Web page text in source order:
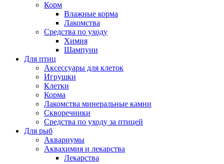
Корм
Влажные корма
Лакомства
Средства по уходу
Химия
Шампуни
Для птиц
Аксессуары для клеток
Игрушки
Клетки
Корма
Лакомства минеральные камни
Скворечники
Средства по уходу за птицей
Для рыб
Аквариумы
Аквахимия и лекарства
Лекарства